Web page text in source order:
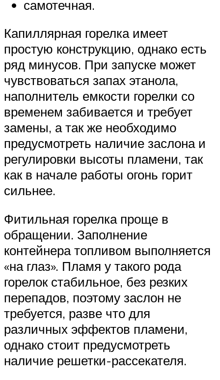
самотечная.
Капиллярная горелка имеет
простую конструкцию, однако есть
ряд минусов. При запуске может
чувствоваться запах этанола,
наполнитель емкости горелки со
временем забивается и требует
замены, а так же необходимо
предусмотреть наличие заслона и
регулировки высоты пламени, так
как в начале работы огонь горит
сильнее.
Фитильная горелка проще в
обращении. Заполнение
контейнера топливом выполняется
«на глаз». Пламя у такого рода
горелок стабильное, без резких
перепадов, поэтому заслон не
требуется, разве что для
различных эффектов пламени,
однако стоит предусмотреть
наличие решетки-рассекателя.